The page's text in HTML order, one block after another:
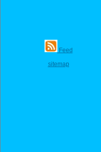
Feed
sitemap